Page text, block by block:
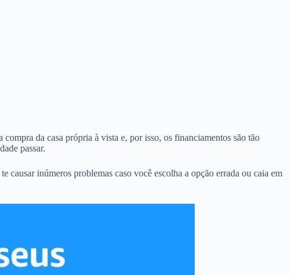
da casa própria à vista e, por isso, os financiamentos são tão
passar.
inúmeros problemas caso você escolha a opção errada ou caia em